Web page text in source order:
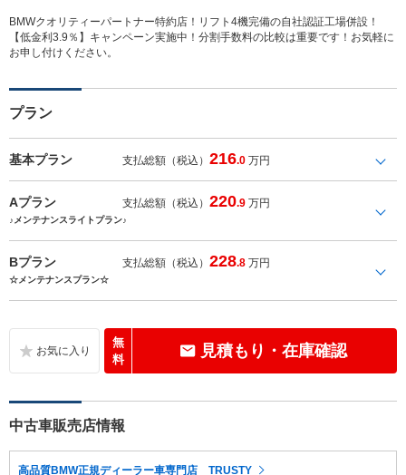
BMWクオリティーパートナー特約店！リフト4機完備の自社認証工場併設！
【低金利3.9％】キャンペーン実施中！分割手数料の比較は重要です！お気軽に
お申し付けください。
プラン
基本プラン 支払総額（税込）216.0 万円
Aプラン 支払総額（税込）220.9 万円
♪メンテナンスライトプラン♪
Bプラン 支払総額（税込）228.8 万円
☆メンテナンスプラン☆
無
料
見積もり・在庫確認
中古車販売店情報
高品質BMW正規ディーラー車専門店 TRUSTY